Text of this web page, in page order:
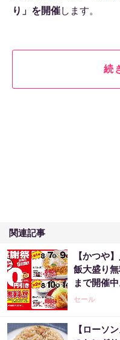
り」を開催します。
続
関連記事
【かつや
飯大盛り
まで開催中
セール
【ローソ